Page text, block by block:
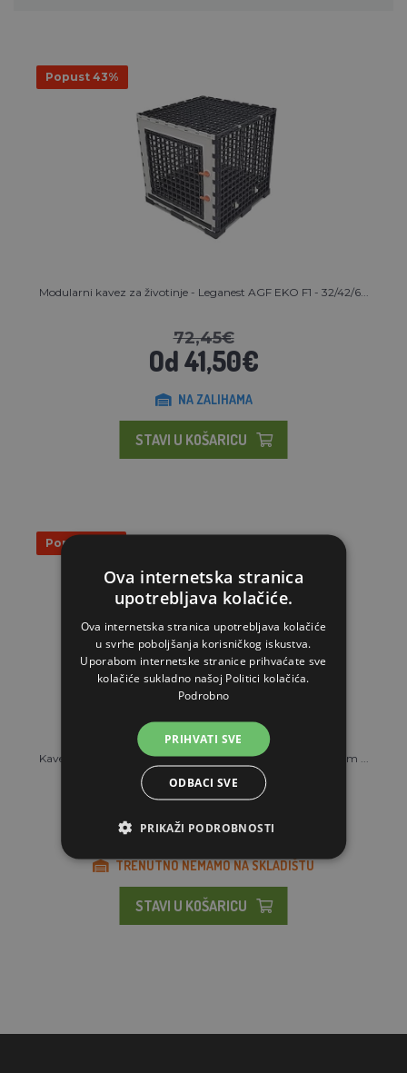
Popust 43%
Modularni kavez za životinje - Leganest AGF EKO F1 - 32/42/6...
72,45€
Od 41,50€
NA ZALIHAMA
STAVI U KOŠARICU
Popust 35%
Kavez za piliće - modularan - Leganest Care - 62 cm X 62 cm ...
160,77€
103,75€
TRENUTNO NEMAMO NA SKLADIŠTU
STAVI U KOŠARICU
Ova internetska stranica
upotrebljava kolačiće.
Ova internetska stranica upotrebljava kolačiće
u svrhe poboljšanja korisničkog iskustva.
Uporabom internetske stranice prihvaćate sve
kolačiće sukladno našoj Politici kolačića.
Podrobno
PRIHVATI SVE
ODBACI SVE
PRIKAŽI PODROBNOSTI